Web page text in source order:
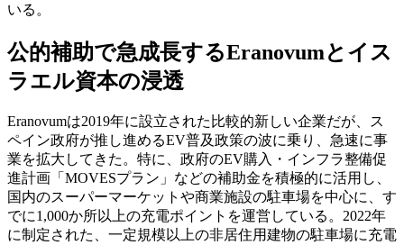
いる。
公的補助で急成長するEranovumとイス
ラエル資本の浸透
Eranovumは2019年に設立された比較的新しい企業だが、ス
ペイン政府が推し進めるEV普及政策の波に乗り、急速に事
業を拡大してきた。特に、政府のEV購入・インフラ整備促
進計画「MOVESプラン」などの補助金を積極的に活用し、
国内のスーパーマーケットや商業施設の駐車場を中心に、す
でに1,000か所以上の充電ポイントを運営している。2022年
に制定された、一定規模以上の非居住用建物の駐車場に充電